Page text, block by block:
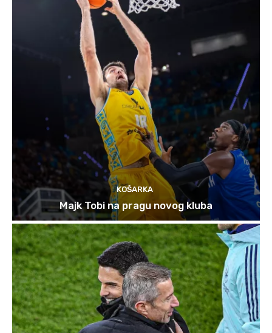
KOŠARKA
Majk Tobi na pragu novog kluba